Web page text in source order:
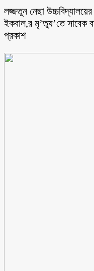
লজ্জতুন নেছা
ইকবাল,র মৃ’ত্যু’তে সাবেক
প্রকাশ